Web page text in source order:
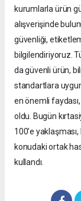
kurumlarla ürün
alışverişinde
güvenliği,
bilgilendiriyoruz.
da güvenli ürün,
standartlara
en önemli
oldu. Bugün
100’e
konudaki ortak
kullandı.